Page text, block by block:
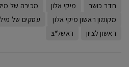
חדר כושר מיקי אלון מכירה של
מקומון ראשון מיקי אלון
עסקים של
ראשון לציון
ראשל"צ